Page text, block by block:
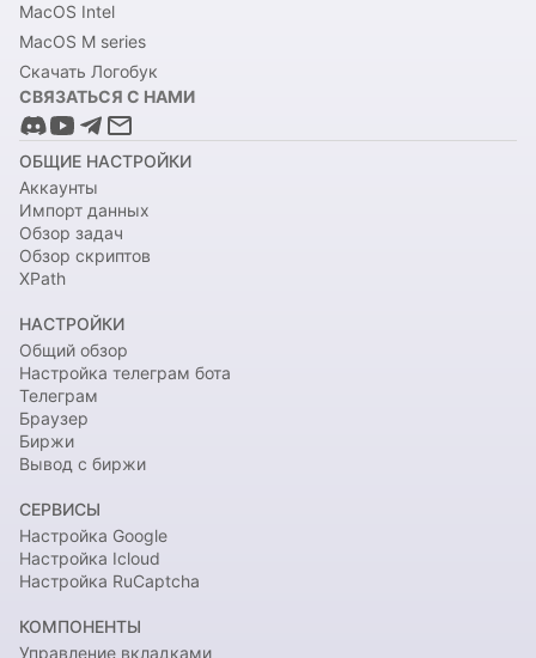
MacOS Intel
MacOS M series
Скачать Логобук
СВЯЗАТЬСЯ С НАМИ
ОБЩИЕ НАСТРОЙКИ
Аккаунты
Импорт данных
Обзор задач
Обзор скриптов
XPath
НАСТРОЙКИ
Общий обзор
Настройка телеграм бота
Телеграм
Браузер
Биржи
Вывод с биржи
СЕРВИСЫ
Настройка Google
Настройка Icloud
Настройка RuCaptcha
КОМПОНЕНТЫ
Управление вкладками